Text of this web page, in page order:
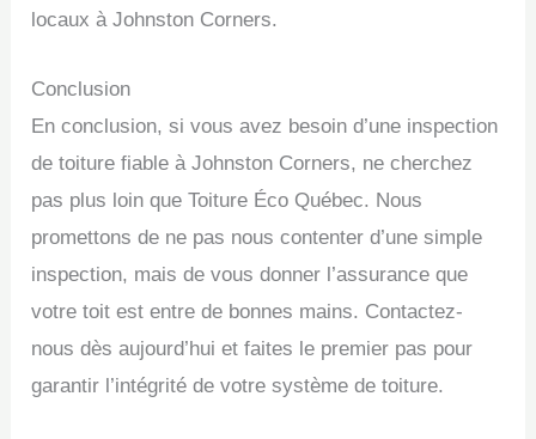
locaux à Johnston Corners.
Conclusion
En conclusion, si vous avez besoin d’une inspection
de toiture fiable à Johnston Corners, ne cherchez
pas plus loin que Toiture Éco Québec. Nous
promettons de ne pas nous contenter d’une simple
inspection, mais de vous donner l’assurance que
votre toit est entre de bonnes mains. Contactez-
nous dès aujourd’hui et faites le premier pas pour
garantir l’intégrité de votre système de toiture.